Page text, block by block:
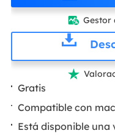
 Gestor

Gratis
Compatible con
Está disponible una